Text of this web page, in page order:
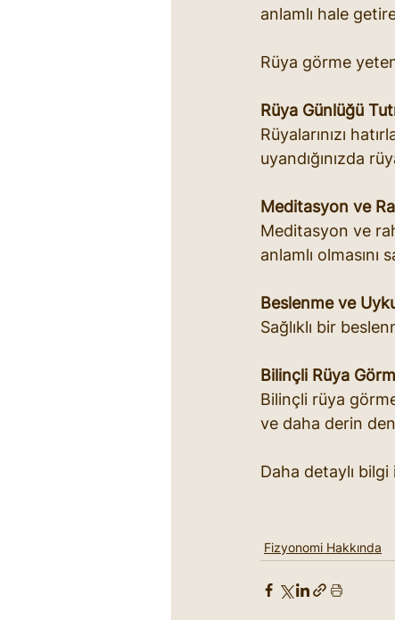
anlamlı hale
Rüya görme
Rüya Günlüğü
Rüyalarınızı
uyandığınızda
Meditasyon ve
Meditasyon ve
anlamlı olmasını
Beslenme ve
Sağlıklı bir
Bilinçli Rüya
Bilinçli rüya
ve daha derin
Daha detaylı
Fizyonomi Hakkında